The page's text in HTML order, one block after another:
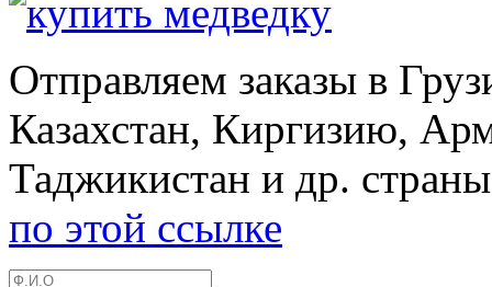
Отправляем заказы в
Казахстан, Киргизию,
Таджикистан и др.
по этой ссылке